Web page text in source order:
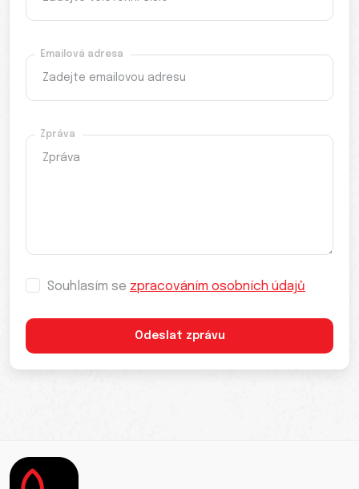
Emailová adresa
Zpráva
Souhlasím se zpracováním osobních údajů
Odeslat zprávu